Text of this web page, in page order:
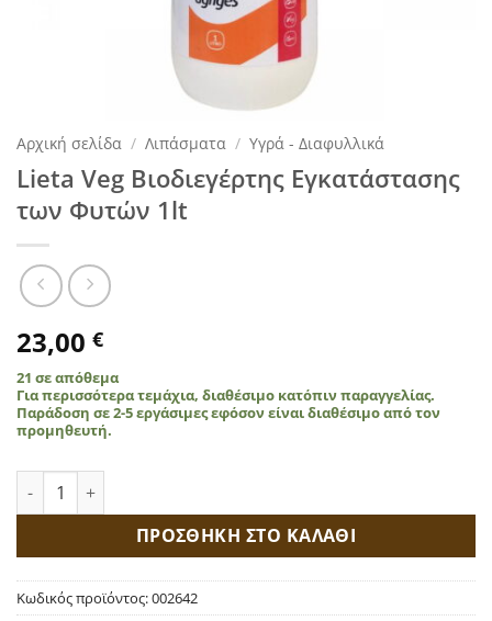
Αρχική σελίδα / Λιπάσματα / Υγρά - Διαφυλλικά
Lieta Veg Βιοδιεγέρτης Εγκατάστασης
των Φυτών 1lt
23,00 €
21 σε απόθεμα
Για περισσότερα τεμάχια, διαθέσιμο κατόπιν παραγγελίας.
Παράδοση σε 2-5 εργάσιμες εφόσον είναι διαθέσιμο από τον
προμηθευτή.
Lieta Veg Βιοδιεγέρτης Εγκατάστασης των Φυτών 1lt
ΠΡΟΣΘΗΚΗ ΣΤΟ ΚΑΛΑΘΙ
Κωδικός προϊόντος:002642